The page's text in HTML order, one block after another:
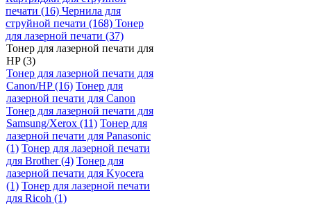
печати (16) Чернила для
струйной печати (168) Тонер
для лазерной печати (37)
Тонер для лазерной печати для
HP (3)
Тонер для лазерной печати для
Canon/HP (16) Тонер для
лазерной печати для Canon
Тонер для лазерной печати для
Samsung/Xerox (11) Тонер для
лазерной печати для Panasonic
(1) Тонер для лазерной печати
для Brother (4) Тонер для
лазерной печати для Kyocera
(1) Тонер для лазерной печати
для Ricoh (1)